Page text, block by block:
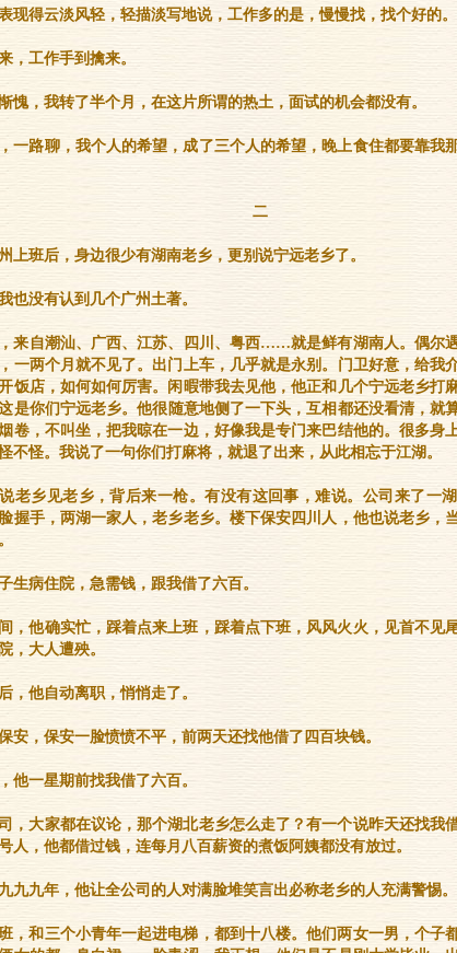
现得云淡风轻，轻描淡写地说，工作多的是，慢慢找，找个好的。
，工作手到擒来。
愧，我转了半个月，在这片所谓的热土，面试的机会都没有。
一路聊，我个人的希望，成了三个人的希望，晚上食住都要靠我
二
上班后，身边很少有湖南老乡，更别说宁远老乡了。
也没有认到几个广州土著。
来自潮汕、广西、江苏、四川、粤西……就是鲜有湖南人。偶尔
一两个月就不见了。出门上车，几乎就是永别。门卫好意，给我
饭店，如何如何厉害。闲暇带我去见他，他正和几个宁远老乡打
是你们宁远老乡。他很随意地侧了一下头，互相都还没看清，
卷，不叫坐，把我晾在一边，好像我是专门来巴结他的。很多身
不怪。我说了一句你们打麻将，就退了出来，从此相忘于江湖。
老乡见老乡，背后来一枪。有没有这回事，难说。公司来了一
握手，两湖一家人，老乡老乡。楼下保安四川人，他也说老乡，
生病住院，急需钱，跟我借了六百。
，他确实忙，踩着点来上班，踩着点下班，风风火火，见首不见
，大人遭殃。
，他自动离职，悄悄走了。
安，保安一脸愤愤不平，前两天还找他借了四百块钱。
他一星期前找我借了六百。
，大家都在议论，那个湖北老乡怎么走了？有一个说昨天还找我
人，他都借过钱，连每月八百薪资的煮饭阿姨都没有放过。
九九年，他让全公司的人对满脸堆笑言出必称老乡的人充满警惕。
，和三个小青年一起进电梯，都到十八楼。他们两女一男，个子